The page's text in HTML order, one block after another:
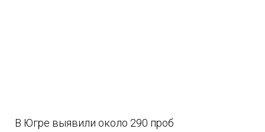
В Югре выявили около 290 проб